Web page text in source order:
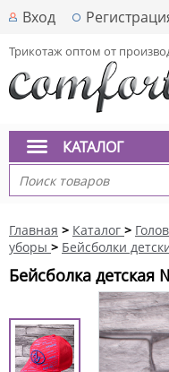
Вход
Трикотаж оптом от
КАТАЛОГ
Главная > Каталог >
уборы > Бейсболки
Бейсболка детская